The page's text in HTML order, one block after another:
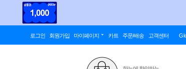
로그인 회원가입 마이페이지 카트 주문/배송 고객센터